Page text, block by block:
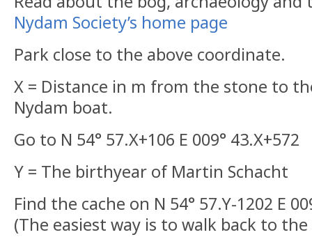
Nydam Society’s home page
Park close to the above coordinate.
X = Distance in m from the stone to
Nydam boat.
Go to N 54° 57.X+106 E 009° 43.X+572
Y = The birthyear of Martin Schacht
Find the cache on N 54° 57.Y-1202 E
(The easiest way is to walk back to